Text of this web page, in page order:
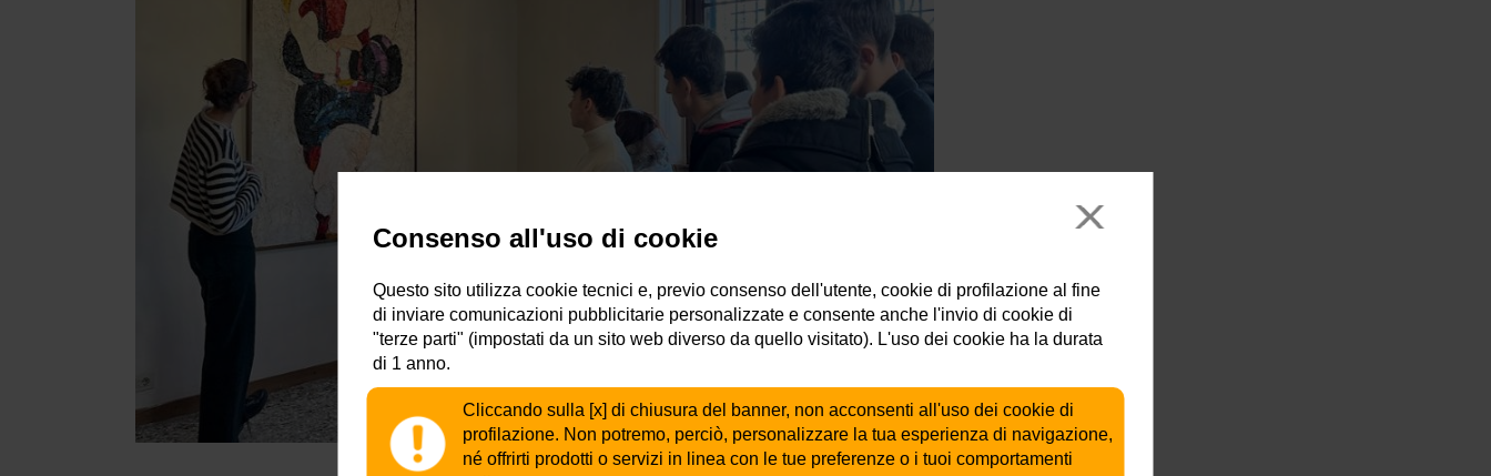
Consenso all'uso di cookie
Questo sito utilizza cookie tecnici e, previo consenso dell'utente, cookie di profilazione al fine
di inviare comunicazioni pubblicitarie personalizzate e consente anche l'invio di cookie di
"terze parti" (impostati da un sito web diverso da quello visitato). L'uso dei cookie ha la durata
di 1 anno.
Cliccando sulla [x] di chiusura del banner, non acconsenti all'uso dei cookie di
profilazione. Non potremo, perciò, personalizzare la tua esperienza di navigazione,
né offrirti prodotti o servizi in linea con le tue preferenze o i tuoi comportamenti